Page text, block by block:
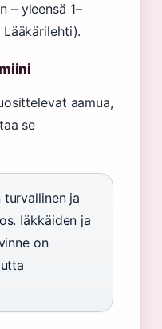
– yleensä 1–
aamua,
se
turvallinen ja
Iäkkäiden ja
on